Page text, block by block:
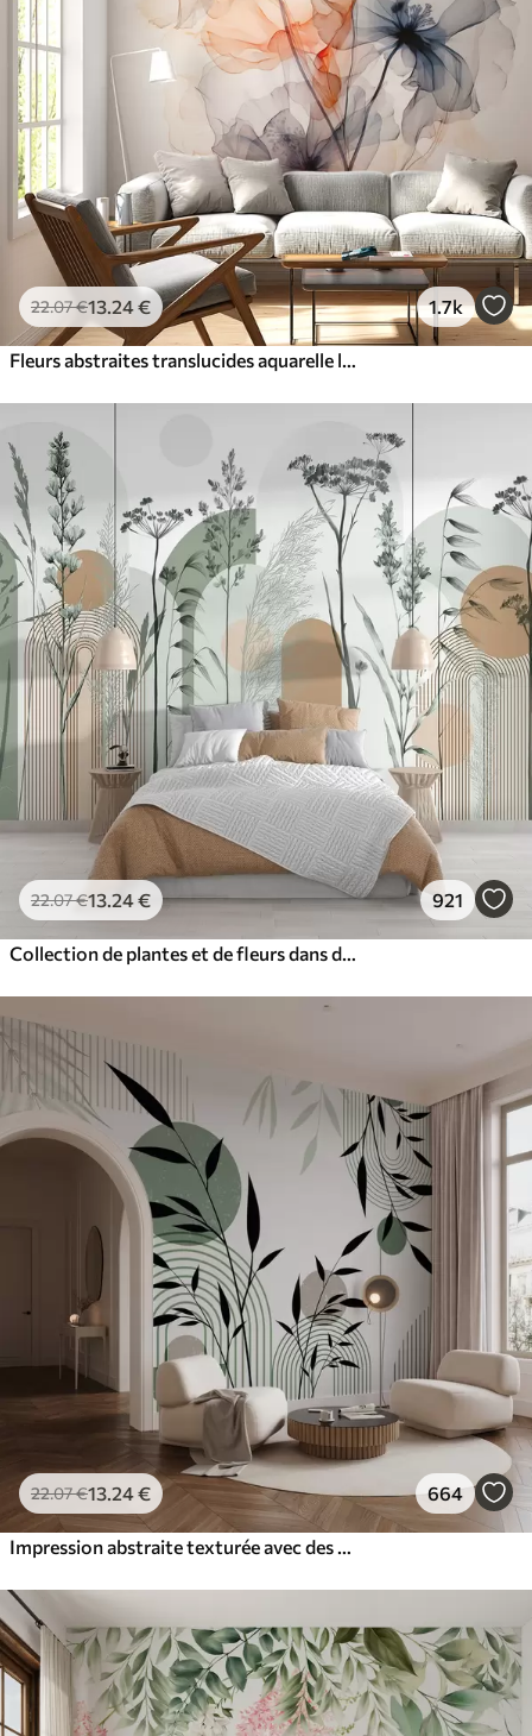
22.07€13 .24€ 1.7k
22.07€13 .24€ 921
22.07€13 .24€ 664